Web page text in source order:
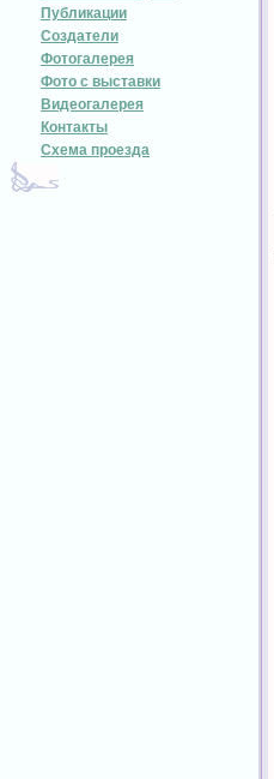
Публикации
Создатели
Фотогалерея
Фото с выставки
Видеогалерея
Контакты
Схема проезда